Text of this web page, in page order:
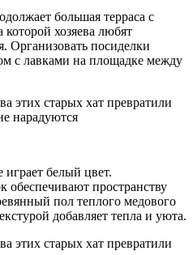
большая терраса с
хозяева любят
Организовать посиделки
с лавками на площадке между
белый цвет.
обеспечивают пространству
пол теплого медового
добавляет тепла и уюта.